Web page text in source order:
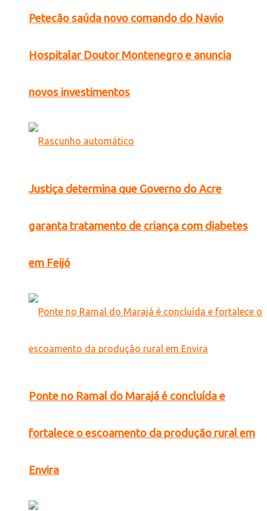
Petecão saúda novo comando do Navio
Hospitalar Doutor Montenegro e anuncia
novos investimentos
Justiça determina que Governo do Acre
garanta tratamento de criança com diabetes
em Feijó
Ponte no Ramal do Marajá é concluída e
fortalece o escoamento da produção rural em
Envira